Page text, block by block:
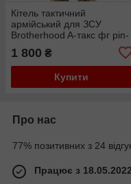
Кітель тактичний
армійський для ЗСУ
Brotherhood A-такс фг ріп-
1 800 ₴
Купити
Про нас
77% позитивних з 24
Працює з 18.05.2022